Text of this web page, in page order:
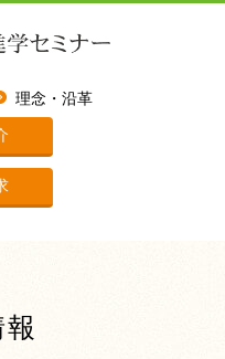
理念・沿革